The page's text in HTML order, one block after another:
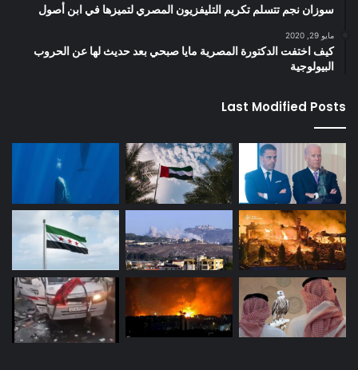
سوزان نجم تتسلم تكريم التليفزيون المصري لتميزها في ابن أصول
مايو 29, 2020
كيف اختفت الدكتورة المصرية مايا صبحي بعد حديث لها عن الحروب
البيولوجية
Last Modified Posts